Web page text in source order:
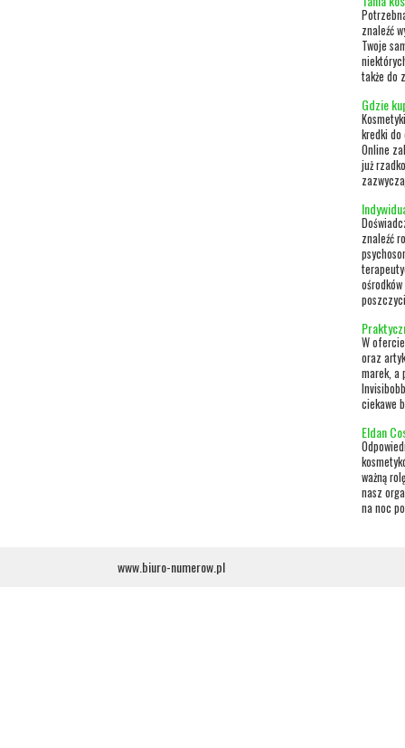
znaleźć
Twoje
także do
Gdzie
kredki
Online
już
znaleźć
W
oraz
marek, a
ciekawe
Eldan
ważną
nasz
na noc
www.biuro-numerow.pl